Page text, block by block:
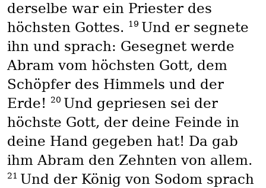
derselbe war ein Priester des
höchsten Gottes. 19 Und er segnete
ihn und sprach: Gesegnet werde
Abram vom höchsten Gott, dem
Schöpfer des Himmels und der
Erde!
20 Und gepriesen sei der
höchste Gott, der deine Feinde in
deine Hand gegeben hat! Da gab
ihm Abram den Zehnten von allem.
21 Und der König von Sodom sprach